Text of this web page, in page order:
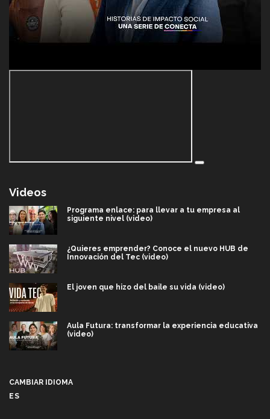
Videos
Programa enlace: para llevar a tu empresa al
siguiente nivel (video)
¿Quieres emprender? Conoce el nuevo HUB de
Innovación del Tec (video)
El joven que hizo del baile su vida (video)
Aula Futura: transformar la experiencia educativa
(video)
CAMBIAR IDIOMA
ES